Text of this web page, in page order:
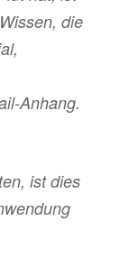
die
Anhang.
ist dies